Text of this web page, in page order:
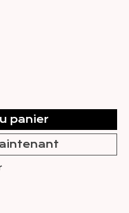
panier